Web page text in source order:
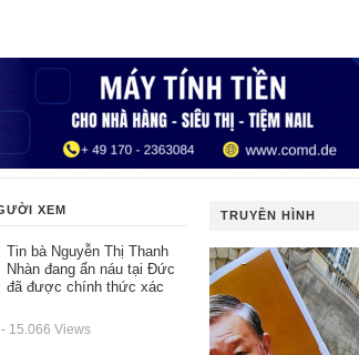
XEM
Tin bà Nguyễn Thị Thanh
Nhàn đang ẩn náu tại Đức
đã được chính thức xác
- 15.066 Views
TRUYỀN HÌNH